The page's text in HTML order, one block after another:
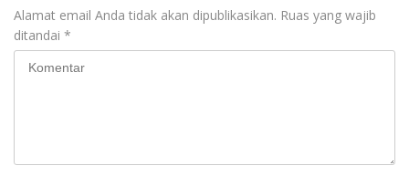
Alamat email Anda tidak akan dipublikasikan. Ruas yang wajib
ditandai *